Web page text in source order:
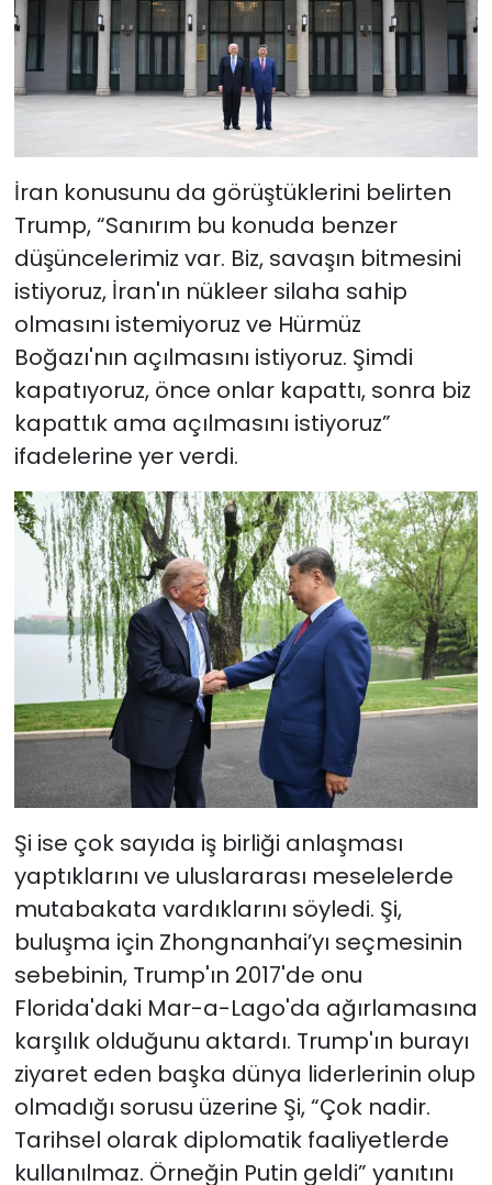
İran konusunu da görüştüklerini belirten
Trump, “Sanırım bu konuda benzer
düşüncelerimiz var. Biz, savaşın bitmesini
istiyoruz, İran'ın nükleer silaha sahip
olmasını istemiyoruz ve Hürmüz
Boğazı'nın açılmasını istiyoruz. Şimdi
kapatıyoruz, önce onlar kapattı, sonra biz
kapattık ama açılmasını istiyoruz”
ifadelerine yer verdi.
Şi ise çok sayıda iş birliği anlaşması
yaptıklarını ve uluslararası meselelerde
mutabakata vardıklarını söyledi. Şi,
buluşma için Zhongnanhai’yı seçmesinin
sebebinin, Trump'ın 2017'de onu
Florida'daki Mar-a-Lago'da ağırlamasına
karşılık olduğunu aktardı. Trump'ın burayı
ziyaret eden başka dünya liderlerinin olup
olmadığı sorusu üzerine Şi, “Çok nadir.
Tarihsel olarak diplomatik faaliyetlerde
kullanılmaz. Örneğin Putin geldi” yanıtını